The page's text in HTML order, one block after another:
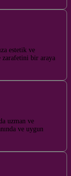
estetik ve
zarafetini bir araya
uzman ve
ve uygun